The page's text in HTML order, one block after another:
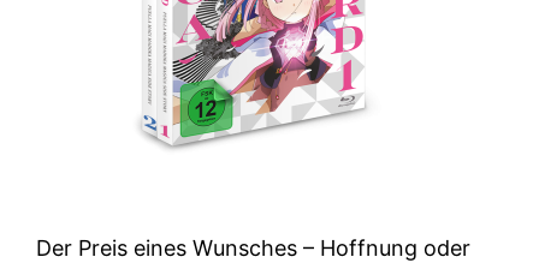
Der Preis eines Wunsches – Hoffnung oder